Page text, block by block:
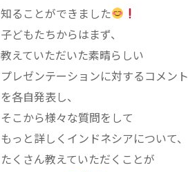
知ることができました
子どもたちからはまず、
教えていただいた素晴らしい
プレゼンテーションに対するコメント
を各自発表し、
そこから様々な質問をして
もっと詳しくインドネシアについて、
たくさん教えていただくことが